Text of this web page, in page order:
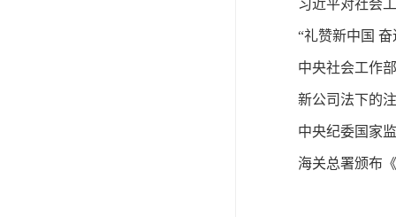
海关总署颁布